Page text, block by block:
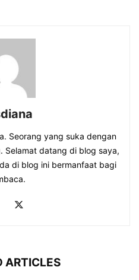
Seorang yang suka dengan
Selamat datang di blog saya,
di blog ini bermanfaat bagi
ARTICLES